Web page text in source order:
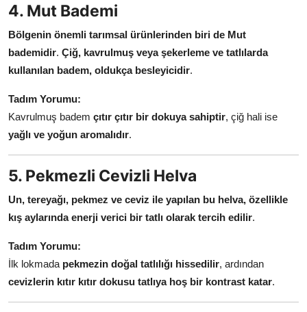
4. Mut Bademi
Bölgenin önemli tarımsal ürünlerinden biri de Mut
bademidir. Çiğ, kavrulmuş veya şekerleme ve tatlılarda
kullanılan badem, oldukça besleyicidir.
Tadım Yorumu:
Kavrulmuş badem çıtır çıtır bir dokuya sahiptir, çiğ hali ise
yağlı ve yoğun aromalıdır.
5. Pekmezli Cevizli Helva
Un, tereyağı, pekmez ve ceviz ile yapılan bu helva, özellikle
kış aylarında enerji verici bir tatlı olarak tercih edilir.
Tadım Yorumu:
İlk lokmada pekmezin doğal tatlılığı hissedilir, ardından
cevizlerin kıtır kıtır dokusu tatlıya hoş bir kontrast katar.